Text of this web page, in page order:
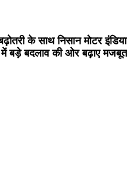
के साथ निसान मोटर इंडिया
में बड़े बदलाव की ओर बढ़ाए मजबूत